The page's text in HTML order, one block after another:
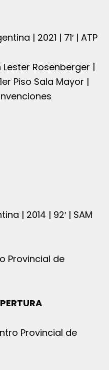
| 2021 | 71′ | ATP
Lester Rosenberger |
Piso Sala Mayor |
| 2014 | 92′ | SAM
Provincial de
Provincial de